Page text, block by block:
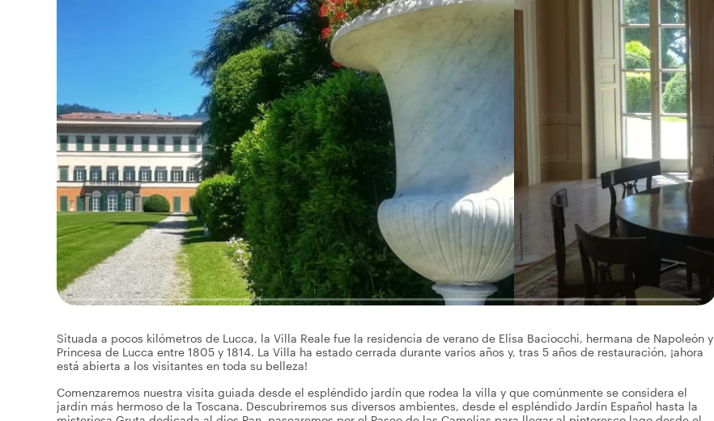
Situada a pocos kilómetros de Lucca, la Villa Reale fue la residencia de verano de Elisa Baciocchi, hermana de Napoleón y
Princesa de Lucca entre 1805 y 1814. La Villa ha estado cerrada durante varios años y, tras 5 años de restauración, ¡ahora
está abierta a los visitantes en toda su belleza!
Comenzaremos nuestra visita guiada desde el espléndido jardín que rodea la villa y que comúnmente se considera el
jardín más hermoso de la Toscana. Descubriremos sus diversos ambientes, desde el espléndido Jardín Español hasta la